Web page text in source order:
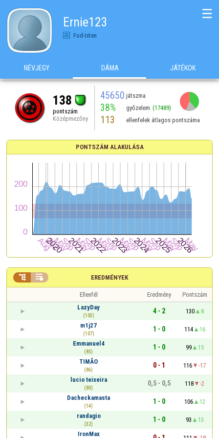
Ernie123
Fod-Isten
☰
NÉVJEGY DÁMA JÁTÉKOK
138
pontszám
Középmezőny
45650 játszma
38% győzelem (17489)
113 ellenfelek átlagos pontszáma
PONTSZÁM ALAKULÁSA
EREDMÉNYEK
 
Ellenfél Eredmény
Pontszám
LazyDay
(103)
4 - 2 130
8
m1j27
(107)
1 - 0 114
16
Emmanuel4
(85)
1 - 0 99
15
TIMÃO
(86)
0 - 1 116
-17
lucio teixeira
(80)
0,5 - 0,5 118
-2
Dacheckamasta
(14)
1 - 0 106
12
randagio
(32)
1 - 0 93
13
IronMax